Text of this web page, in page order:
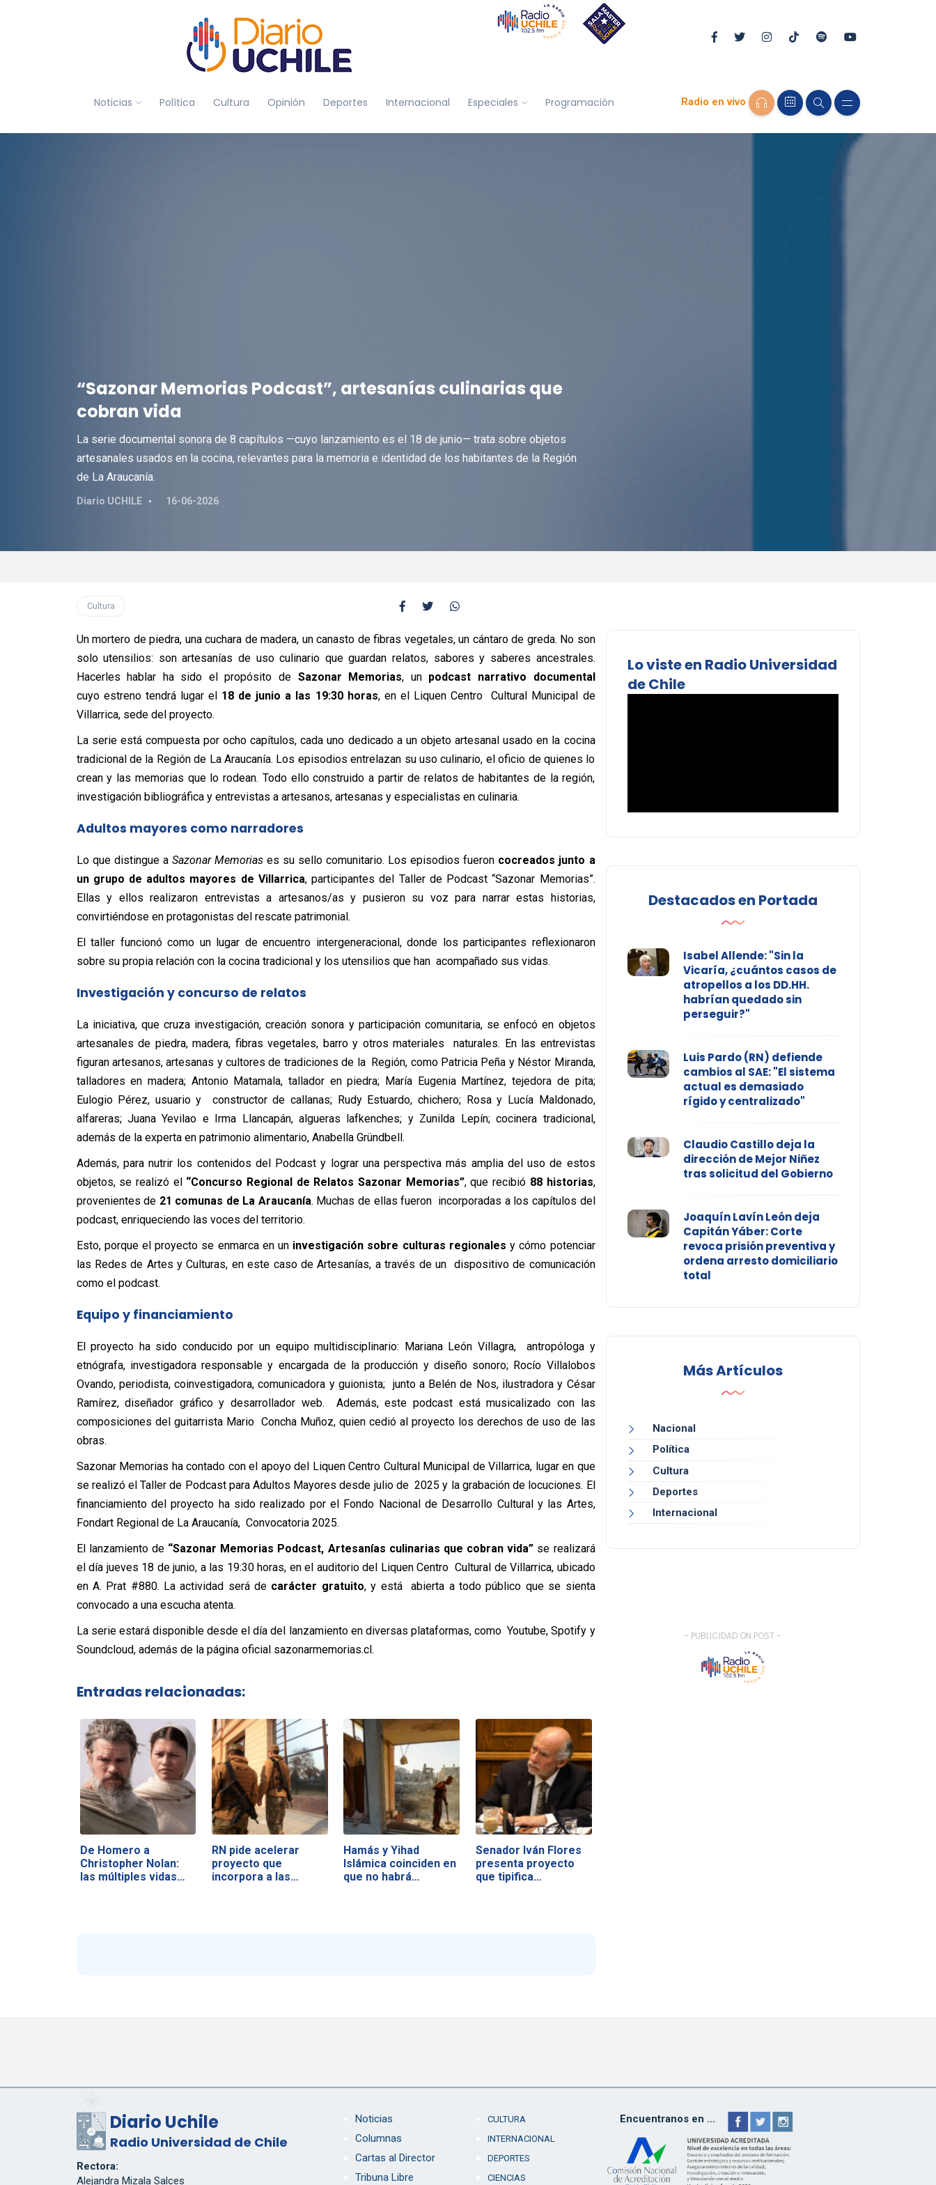
Noticias Política Cultura Opinión Deportes Internacional Especiales Programación Radio en vivo
“Sazonar Memorias Podcast”, artesanías culinarias que
cobran vida
La serie documental sonora de 8 capítulos —cuyo lanzamiento es el 18 de junio— trata sobre objetos
artesanales usados en la cocina, relevantes para la memoria e identidad de los habitantes de la Región
de La Araucanía.
Diario UCHILE 16-06-2026
Cultura
Un mortero de piedra, una cuchara de madera, un canasto de fibras vegetales, un cántaro de greda. No son
solo utensilios: son artesanías de uso culinario que guardan relatos, sabores y saberes ancestrales.
Hacerles hablar ha sido el propósito de Sazonar Memorias, un podcast narrativo documental
cuyo estreno tendrá lugar el 18 de junio a las 19:30 horas, en el Liquen Centro
Cultural Municipal de
Villarrica, sede del proyecto.
La serie está compuesta por ocho capítulos, cada uno dedicado a un objeto artesanal usado en la cocina
tradicional de la Región de La Araucanía. Los episodios entrelazan su uso culinario, el oficio de quienes lo
crean y las memorias que lo rodean. Todo ello construido a partir de relatos de habitantes de la región,
investigación bibliográfica y entrevistas a artesanos, artesanas y especialistas en culinaria.
Adultos mayores como narradores
Lo que distingue a Sazonar Memorias es su sello comunitario. Los episodios fueron cocreados junto a
un grupo de adultos mayores de Villarrica, participantes del Taller de Podcast “Sazonar Memorias”.
Ellas y ellos realizaron entrevistas a artesanos/as y pusieron su voz para narrar estas historias,
convirtiéndose en protagonistas del rescate patrimonial.
El taller funcionó como un lugar de encuentro intergeneracional, donde los participantes reflexionaron
sobre su propia relación con la cocina tradicional y los utensilios que han acompañado sus vidas.
Investigación y concurso de relatos
La iniciativa, que cruza investigación, creación sonora y participación comunitaria, seenfocó en objetos
artesanales de piedra, madera, fibras vegetales, barro y otros materiales
naturales. En las entrevistas
figuran artesanos, artesanas y cultores de tradiciones de la Región, como Patricia Peña y Néstor Miranda,
talladores en madera; Antonio Matamala, tallador en piedra; María Eugenia Martínez, tejedora de pita;
Eulogio Pérez, usuario y
constructor de callanas; Rudy Estuardo, chichero; Rosa y Lucía Maldonado,
alfareras; Juana Yevilao e Irma Llancapán, algueras lafkenches; y Zunilda Lepín; cocinera tradicional,
además de la experta en patrimonio alimentario, Anabella Gründbell.
Además, para nutrir los contenidos del Podcast y lograr una perspectiva más amplia del uso de estos
objetos, se realizó el “Concurso Regional de Relatos Sazonar Memorias”, querecibió 88 historias,
provenientes de 21 comunas de La Araucanía. Muchas de ellas fueron incorporadas a los capítulos del
podcast, enriqueciendo las voces del territorio.
Esto, porque el proyecto se enmarca en un investigación sobre culturas regionales y cómo potenciar
las Redes de Artes y Culturas, en este caso de Artesanías, a través de un dispositivo de comunicación
como el podcast.
Equipo y financiamiento
El proyecto ha sido conducido por un equipo multidisciplinario: Mariana León Villagra,
antropóloga y
etnógrafa, investigadora responsable y encargada de la producción y diseño sonoro; Rocío Villalobos
Ovando, periodista, coinvestigadora, comunicadora y guionista; junto a Belén de Nos, ilustradora y César
Ramírez, diseñador gráfico y desarrollador web.
Además, este podcast está musicalizado con las
composiciones del guitarrista Mario Concha Muñoz, quien cedió al proyecto los derechos de uso de las
obras.
Sazonar Memorias ha contado con el apoyo del Liquen Centro Cultural Municipal de Villarrica, lugar en que
se realizó el Taller de Podcast para Adultos Mayores desde julio de 2025 y la grabación de locuciones. El
financiamiento del proyecto ha sido realizado por el Fondo Nacional de Desarrollo Cultural y las Artes,
Fondart Regional de La Araucanía, Convocatoria 2025.
El lanzamiento de “Sazonar Memorias Podcast, Artesanías culinarias que cobran vida” se realizará
el día jueves 18 de junio, a las 19:30 horas, en el auditorio del Liquen Centro Cultural de Villarrica, ubicado
en A. Prat #880. La actividad será de carácter gratuito, y está
abierta a todo público que se sienta
convocado a una escucha atenta.
La serie estará disponible desde el día del lanzamiento en diversas plataformas, como Youtube, Spotify y
Soundcloud, además de la página oficial sazonarmemorias.cl.
Entradas relacionadas:
De Homero a
Christopher Nolan:
las múltiples vidas…
RN pide acelerar
proyecto que
incorpora a las…
Hamás y Yihad
Islámica coinciden en
que no habrá…
Senador Iván Flores
presenta proyecto
que tipifica…
Lo viste en Radio Universidad
de Chile
Destacados en Portada
Isabel Allende: "Sin la
Vicaría, ¿cuántos casos de
atropellos a los DD.HH.
habrían quedado sin
perseguir?"
Luis Pardo (RN) defiende
cambios al SAE: "El sistema
actual es demasiado
rígido y centralizado"
Claudio Castillo deja la
dirección de Mejor Niñez
tras solicitud del Gobierno
Joaquín Lavín León deja
Capitán Yáber: Corte
revoca prisión preventiva y
ordena arresto domiciliario
total
Más Artículos
Nacional
Política
Cultura
Deportes
Internacional
- PUBLICIDAD ON POST -
Diario Uchile
Radio Universidad de Chile
Rectora:
Alejandra Mizala Salces
Noticias
Columnas
Cartas al Director
Tribuna Libre
CULTURA
INTERNACIONAL
DEPORTES
CIENCIAS
Encuentranos en ...